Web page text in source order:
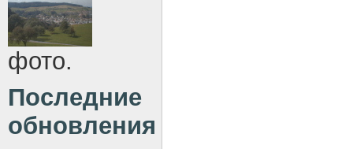
фото.
Последние
обновления